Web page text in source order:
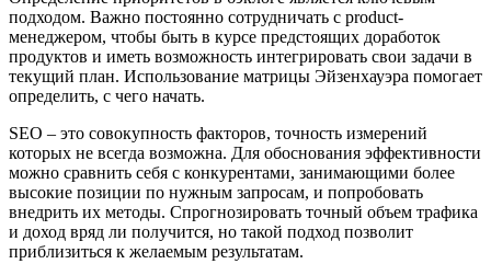
подходом. Важно постоянно сотрудничать с product-
менеджером, чтобы быть в курсе предстоящих доработок
продуктов и иметь возможность интегрировать свои задачи в
текущий план. Использование матрицы Эйзенхауэра помогает
определить, с чего начать.
SEO – это совокупность факторов, точность измерений
которых не всегда возможна. Для обоснования эффективности
можно сравнить себя с конкурентами, занимающими более
высокие позиции по нужным запросам, и попробовать
внедрить их методы. Спрогнозировать точный объем трафика
и доход вряд ли получится, но такой подход позволит
приблизиться к желаемым результатам.